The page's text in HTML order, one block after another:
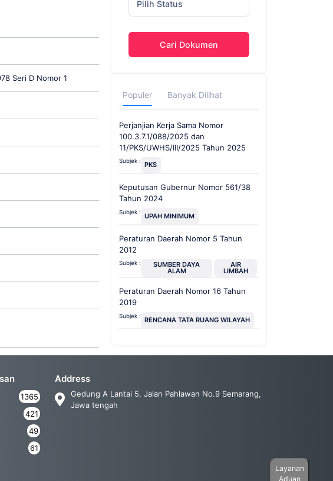
Seri D Nomor 1
Pilih Status
Cari Dokumen
Populer Banyak Dilihat
Perjanjian Kerja Sama Nomor
100.3.7.1/088/2025 dan
11/PKS/UWHS/III/2025 Tahun 2025
Subjek : PKS
Keputusan Gubernur Nomor 561/38
Tahun 2024
Subjek : UPAH MINIMUM
Peraturan Daerah Nomor 5 Tahun
2012
Subjek : SUMBER DAYA
ALAM
AIR
LIMBAH
Peraturan Daerah Nomor 16 Tahun
2019
Subjek : RENCANA TATA RUANG WILAYAH
1365
421
49
61
Address
Gedung A Lantai 5, Jalan Pahlawan No.9 Semarang,
Jawa tengah
Layanan
Aduan